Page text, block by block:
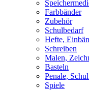
Farbbänder
Zubehör
Schulbedarf
Hefte,
Schreiben
Malen,
Basteln
Penale,
Spiele